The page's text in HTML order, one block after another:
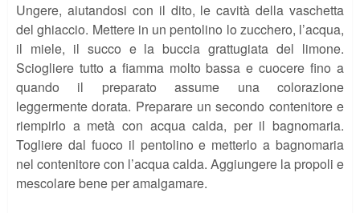
Ungere, aiutandosi con il dito, le cavità della vaschetta
del ghiaccio. Mettere in un pentolino lo zucchero, l’acqua,
il miele, il succo e la buccia grattugiata del limone.
Sciogliere tutto a fiamma molto bassa e cuocere fino a
quando il preparato assume una colorazione
leggermente dorata. Preparare un secondo contenitore e
riempirlo a metà con acqua calda, per il bagnomaria.
Togliere dal fuoco il pentolino e metterlo a bagnomaria
nel contenitore con l’acqua calda. Aggiungere la propoli e
mescolare bene per amalgamare.